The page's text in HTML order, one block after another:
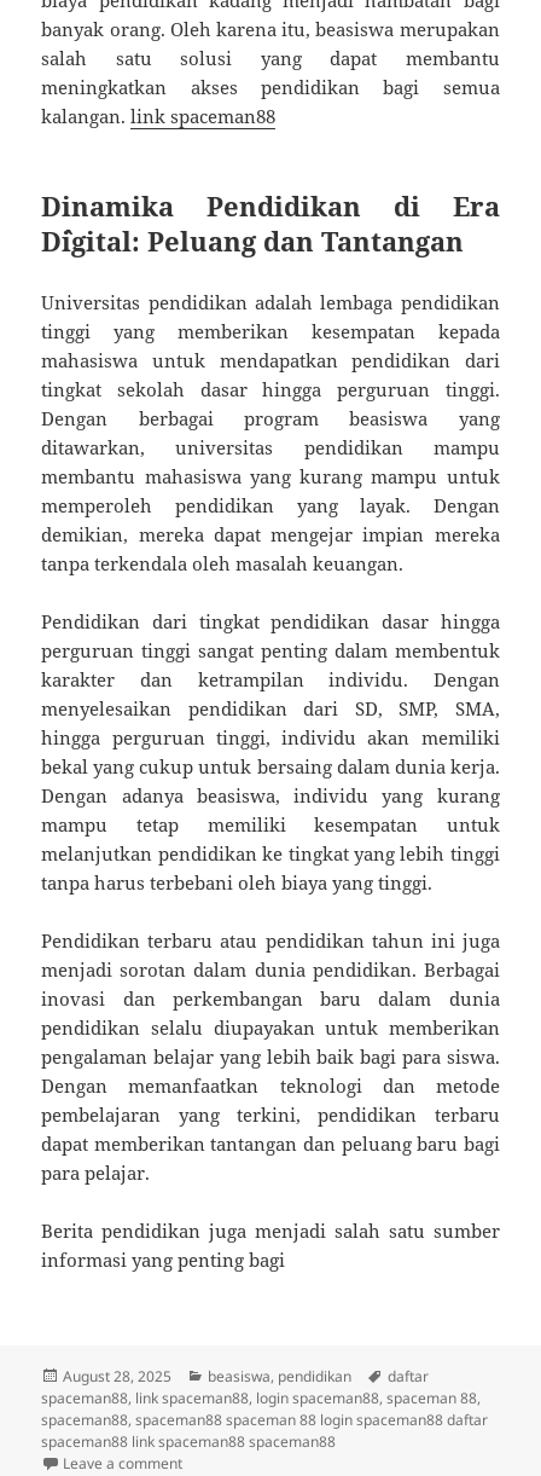
banyak orang. Oleh karena itu, beasiswa merupakan
salah satu solusi yang dapat membantu
meningkatkan akses pendidikan bagi semua
kalangan.link spaceman88
Dinamika Pendidikan di Era
D`igital: Peluang dan Tantangan
Universitas pendidikan adalah lembaga pendidikan
tinggi yang memberikan kesempatan kepada
mahasiswa untuk mendapatkan pendidikan dari
tingkat sekolah dasar hingga perguruan tinggi.
Dengan berbagai program beasiswa yang
ditawarkan, universitas pendidikan mampu
membantu mahasiswa yang kurang mampu untuk
memperoleh pendidikan yang layak. Dengan
demikian, mereka dapat mengejar impian mereka
tanpa terkendala oleh masalah keuangan.
Pendidikan dari tingkat pendidikan dasar hingga
perguruan tinggi sangat penting dalam membentuk
karakter dan ketrampilan individu. Dengan
menyelesaikan pendidikan dari SD, SMP, SMA,
hingga perguruan tinggi, individu akan memiliki
bekal yang cukup untuk bersaing dalam dunia kerja.
Dengan adanya beasiswa, individu yang kurang
mampu tetap memiliki kesempatan untuk
melanjutkan pendidikan ke tingkat yang lebih tinggi
tanpa harus terbebani oleh biaya yang tinggi.
Pendidikan terbaru atau pendidikan tahun ini juga
menjadi sorotan dalam dunia pendidikan. Berbagai
inovasi dan perkembangan baru dalam dunia
pendidikan selalu diupayakan untuk memberikan
pengalaman belajar yang lebih baik bagi para siswa.
Dengan memanfaatkan teknologi dan metode
pembelajaran yang terkini, pendidikan terbaru
dapat memberikan tantangan dan peluang baru bagi
para pelajar.
Berita pendidikan juga menjadi salah satu sumber
informasi yang penting bagi
Posted
on
August 28, 2025 Categories
beasiswa, pendidikan Tags
daftar
spaceman88, link spaceman88, login spaceman88,spaceman 88,
spaceman88,spaceman88 spaceman 88 login spaceman88 daftar
spaceman88 link spaceman88 spaceman88
Leave a commenton Aspek Penting dalam Menguji Kelayakan